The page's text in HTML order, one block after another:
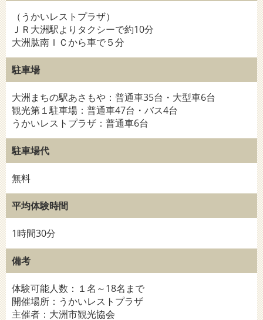
（うかいレストプラザ）
ＪＲ大洲駅よりタクシーで約10分
大洲肱南ＩＣから車で５分
駐車場
大洲まちの駅あさもや：普通車35台・大型車6台
観光第１駐車場：普通車47台・バス4台
うかいレストプラザ：普通車6台
駐車場代
無料
平均体験時間
1時間30分
備考
体験可能人数：１名～18名まで
開催場所：うかいレストプラザ
主催者：大洲市観光協会